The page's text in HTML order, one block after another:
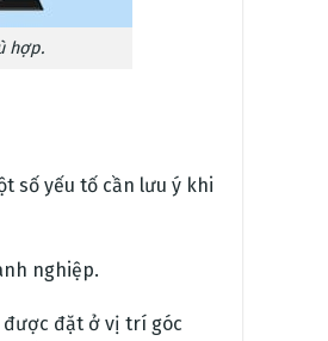
hợp.
số yếu tố cần lưu ý khi
nghiệp.
được đặt ở vị trí góc